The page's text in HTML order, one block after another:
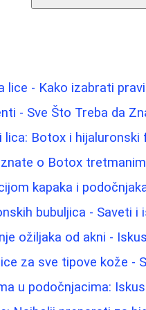
lice - Kako izabrati
- Sve Što Treba da
Botox i hijaluronski
o Botox
kapaka i
bubuljica - Saveti i
ožiljaka od akni -
za sve tipove kože -
u podočnjacima: